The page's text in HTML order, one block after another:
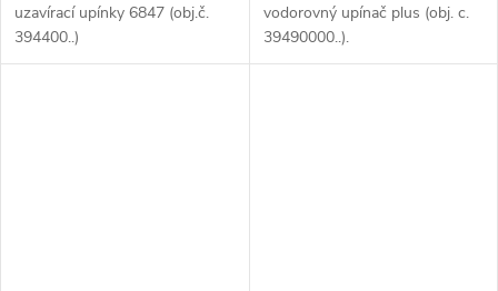
uzavírací upínky 6847 (obj.č.
394400..)
vodorovný upínač plus (obj. c.
39490000..).